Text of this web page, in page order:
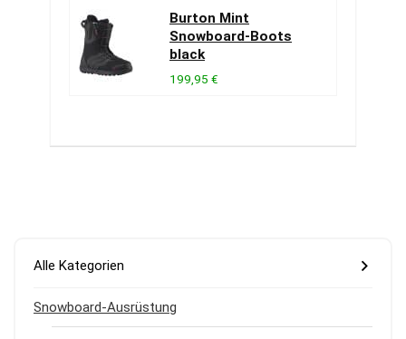
Burton Mint
Snowboard-Boots
black
199,95 €
Alle Kategorien
Snowboard-Ausrüstung